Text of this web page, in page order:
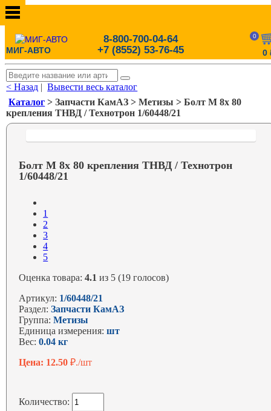
МИГ-АВТО
8-800-700-04-64
+7 (8552) 53-76-45
0
0
< Назад |Вывести весь каталог
Каталог > Запчасти КамАЗ > Метизы > Болт М 8х 80
крепления ТНВД / Технотрон 1/60448/21
Болт М 8х 80 крепления ТНВД / Технотрон
1/60448/21
1
2
3
4
5
Оценка товара:4.1 из 5 (19 голосов)
Артикул: 1/60448/21
Раздел:Запчасти КамАЗ
Группа:Метизы
Единица измерения:шт
Вес:0.04 кг
Цена: 12.50₽./шт
Количество: